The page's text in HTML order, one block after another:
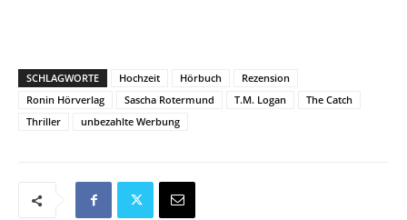
SCHLAGWORTE Hochzeit Hörbuch
Rezension
Ronin Hörverlag
Sascha Rotermund T.M. Logan
The Catch
Thriller
unbezahlte Werbung